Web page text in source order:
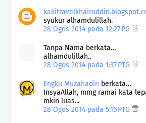
syukur alhamdulillah.
28 Ogos 2014 pada 12:27 PG
Tanpa Nama berkata…
alhamdulillah..
28 Ogos 2014 pada 1:37 PTG
Engku Muzahadin berkata…
InsyaAllah, mmg ramai kata
mkin luas...
28 Ogos 2014 pada 5:16 PTG